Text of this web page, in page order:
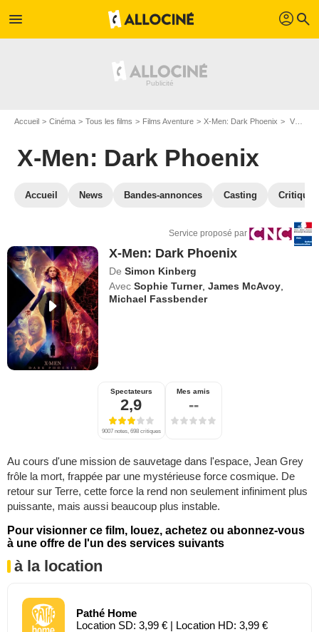
menu profil search
Accueil Cinéma Tous les films Films Aventure X-Men: Dark Phoenix VOD X-Men: Dark Phoenix
X-Men: Dark Phoenix
Accueil News Bandes-annonces Casting
Service proposé par
X-Men: Dark Phoenix
De Simon Kinberg
Avec Sophie Turner,James McAvoy
Michael Fassbender
Spectateurs
2,9
9007 notes, 698 critiques
Mes amis
--
Au cours d'une mission de sauvetage dans l'espace, Jean Grey
frôle la mort, frappée par une mystérieuse force cosmique. De
retour sur Terre, cette force la rend non seulement infiniment plus
puissante, mais aussi beaucoup plus instable.
Pour visionner ce film, louez, achetez ou abonnez-vous
à une offre de l'un des services suivants
à la location
Pathé Home
Location SD: 3,99 € | Location HD: 3,99 €